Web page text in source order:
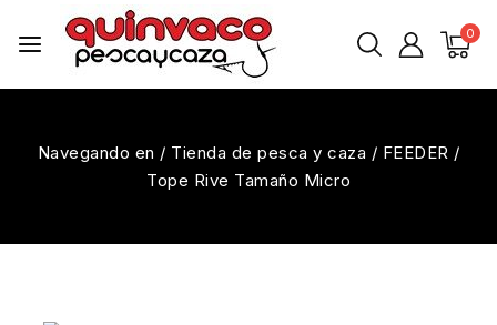
0
Navegando en / Tienda de pesca y caza / FEEDER /
Tope Rive Tamaño Micro